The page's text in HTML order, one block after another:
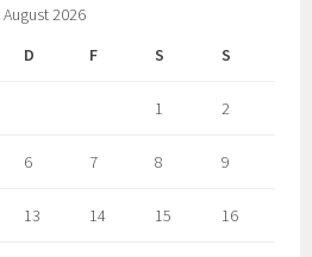
August 2026
D F S S
1 2
6 7 8 9
13 14 15 16